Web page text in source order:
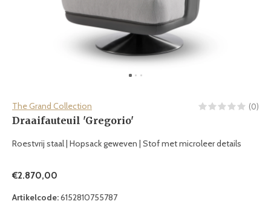
The Grand Collection (0)
Draaifauteuil 'Gregorio'
Roestvrij staal | Hopsack geweven | Stof met microleer details
€2.870,00
Artikelcode:6152810755787